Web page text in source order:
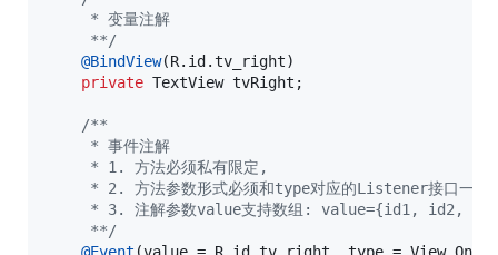
     * 变量注解
     **/
@BindView(R. id.tv_right)
private TextView tvRight ;
/**
     * 事件注解
     * 1. 方法必须私有限定,
     * 2. 方法参数形式必须和type对应的Listener接口一致.
* 3. 注解参数value支持数组: value={id1, id2,
     **/
@Event (value = R. id.tv_right , type = View.